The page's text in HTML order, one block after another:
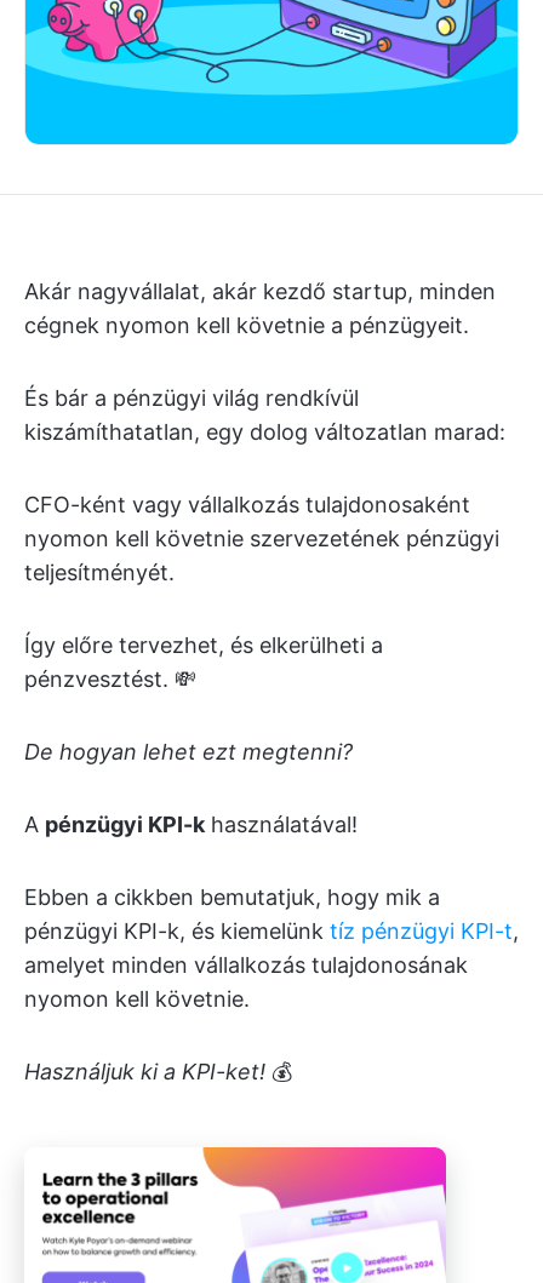
Akár nagyvállalat, akár kezdő startup, minden
cégnek nyomon kell követnie a pénzügyeit.
És bár a pénzügyi világ rendkívül
kiszámíthatatlan, egy dolog változatlan marad:
CFO-ként vagy vállalkozás tulajdonosaként
nyomon kell követnie szervezetének pénzügyi
teljesítményét.
Így előre tervezhet, és elkerülheti a
pénzvesztést. 💸
De hogyan lehet ezt megtenni?
A pénzügyi KPI-k használatával!
Ebben a cikkben bemutatjuk, hogy mik a
pénzügyi KPI-k, és kiemelünk tíz pénzügyi KPI-t,
amelyet minden vállalkozás tulajdonosának
nyomon kell követnie.
Használjuk ki a KPI-ket! 💰